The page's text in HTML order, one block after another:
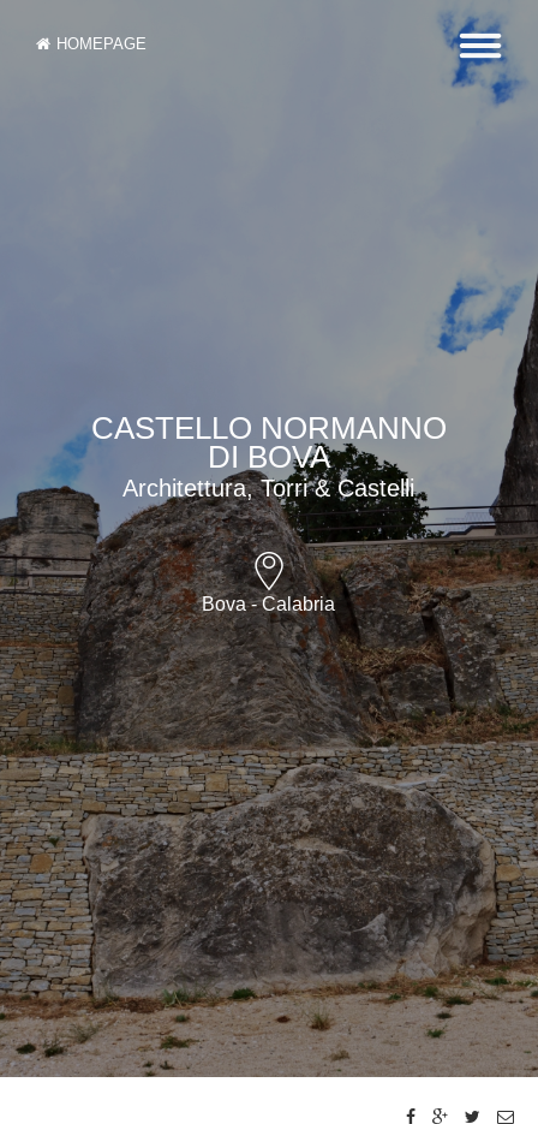
HOMEPAGE
CASTELLO NORMANNO
DI BOVA
Architettura, Torri & Castelli
Bova - Calabria